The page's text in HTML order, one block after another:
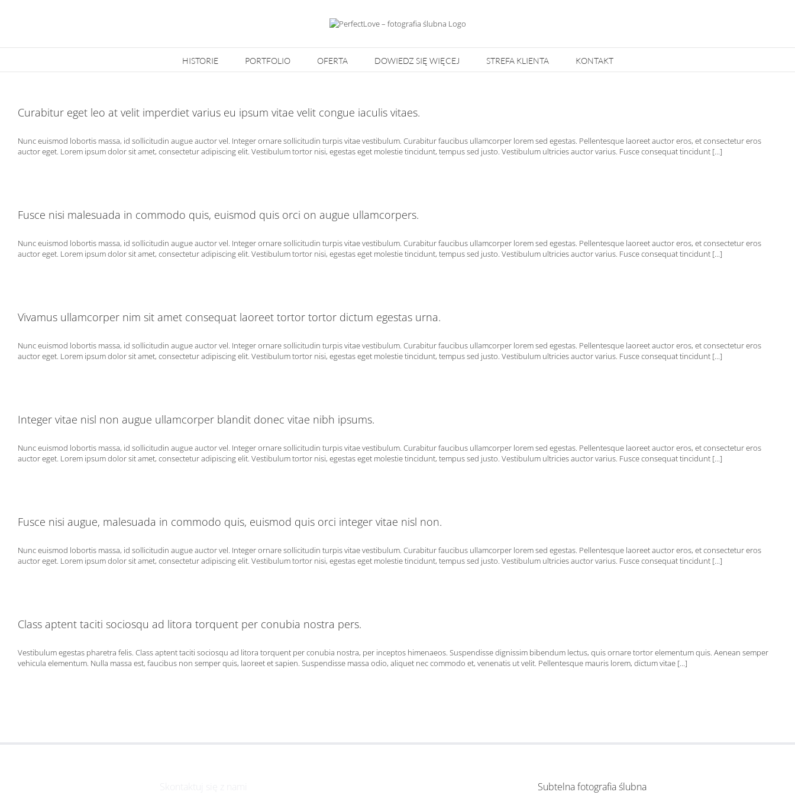
HISTORIE PORTFOLIO OFERTA DOWIEDZ SIĘ WIĘCEJ STREFA KLIENTA KONTAKT
Curabitur eget leo at velit imperdiet varius eu ipsum vitae velit congue iaculis vitaes.
Nunc euismod lobortis massa, id sollicitudin augue auctor vel. Integer ornare sollicitudin turpis vitae vestibulum. Curabitur faucibus ullamcorper lorem sed egestas. Pellentesque laoreet auctor eros, et consectetur eros
auctor eget. Lorem ipsum dolor sit amet, consectetur adipiscing elit. Vestibulum tortor nisi, egestas eget molestie tincidunt, tempus sed justo. Vestibulum ultricies auctor varius. Fusce consequat tincidunt [...]
Fusce nisi malesuada in commodo quis, euismod quis orci on augue ullamcorpers.
Nunc euismod lobortis massa, id sollicitudin augue auctor vel. Integer ornare sollicitudin turpis vitae vestibulum. Curabitur faucibus ullamcorper lorem sed egestas. Pellentesque laoreet auctor eros, et consectetur eros
auctor eget. Lorem ipsum dolor sit amet, consectetur adipiscing elit. Vestibulum tortor nisi, egestas eget molestie tincidunt, tempus sed justo. Vestibulum ultricies auctor varius. Fusce consequat tincidunt [...]
Vivamus ullamcorper nim sit amet consequat laoreet tortor tortor dictum egestas urna.
Nunc euismod lobortis massa, id sollicitudin augue auctor vel. Integer ornare sollicitudin turpis vitae vestibulum. Curabitur faucibus ullamcorper lorem sed egestas. Pellentesque laoreet auctor eros, et consectetur eros
auctor eget. Lorem ipsum dolor sit amet, consectetur adipiscing elit. Vestibulum tortor nisi, egestas eget molestie tincidunt, tempus sed justo. Vestibulum ultricies auctor varius. Fusce consequat tincidunt [...]
Integer vitae nisl non augue ullamcorper blandit donec vitae nibh ipsums.
Nunc euismod lobortis massa, id sollicitudin augue auctor vel. Integer ornare sollicitudin turpis vitae vestibulum. Curabitur faucibus ullamcorper lorem sed egestas. Pellentesque laoreet auctor eros, et consectetur eros
auctor eget. Lorem ipsum dolor sit amet, consectetur adipiscing elit. Vestibulum tortor nisi, egestas eget molestie tincidunt, tempus sed justo. Vestibulum ultricies auctor varius. Fusce consequat tincidunt [...]
Fusce nisi augue, malesuada in commodo quis, euismod quis orci integer vitae nisl non.
Nunc euismod lobortis massa, id sollicitudin augue auctor vel. Integer ornare sollicitudin turpis vitae vestibulum. Curabitur faucibus ullamcorper lorem sed egestas. Pellentesque laoreet auctor eros, et consectetur eros
auctor eget. Lorem ipsum dolor sit amet, consectetur adipiscing elit. Vestibulum tortor nisi, egestas eget molestie tincidunt, tempus sed justo. Vestibulum ultricies auctor varius. Fusce consequat tincidunt [...]
Class aptent taciti sociosqu ad litora torquent per conubia nostra pers.
Vestibulum egestas pharetra felis. Class aptent taciti sociosqu ad litora torquent per conubia nostra, per inceptos himenaeos. Suspendisse dignissim bibendum lectus, quis ornare tortor elementum quis. Aenean semper
vehicula elementum. Nulla massa est, faucibus non semper quis, laoreet et sapien. Suspendisse massa odio, aliquet nec commodo et, venenatis ut velit. Pellentesque mauris lorem, dictum vitae [...]
Subtelna fotografia ślubna